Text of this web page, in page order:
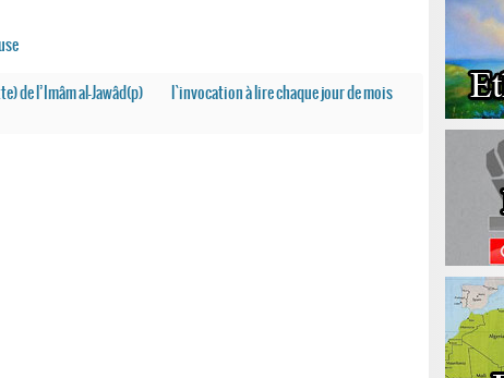
de l’Imâm al-Jawâd(p)
l`invocation à lire chaque jour de mois